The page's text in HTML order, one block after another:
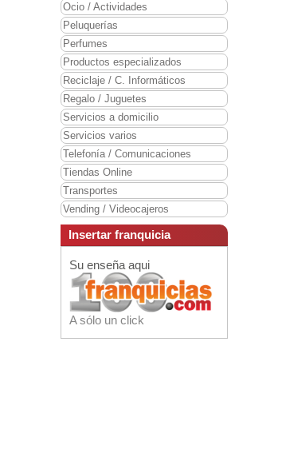
Ocio / Actividades
Peluquerías
Perfumes
Productos especializados
Reciclaje / C. Informáticos
Regalo / Juguetes
Servicios a domicilio
Servicios varios
Telefonía / Comunicaciones
Tiendas Online
Transportes
Vending / Videocajeros
Insertar franquicia
Su enseña aqui
A sólo un click